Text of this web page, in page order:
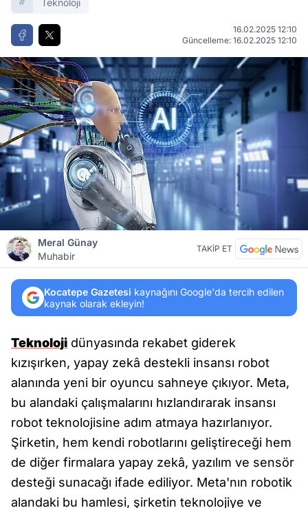
Teknoloji
16.02.2025 12:10
Güncelleme: 16.02.2025 12:10
Meral Günay
Muhabir
TAKİP ET
Kocatepe Gazetesi kaynağını Google'da tercih edilen
kaynak olarak ekleyin!
Teknoloji dünyasında rekabet giderek
kızışırken, yapay zekâ destekli insansı robot
alanında yeni bir oyuncu sahneye çıkıyor. Meta,
bu alandaki çalışmalarını hızlandırarak insansı
robot teknolojisine adım atmaya hazırlanıyor.
Şirketin, hem kendi robotlarını geliştireceği hem
de diğer firmalara yapay zekâ, yazılım ve sensör
desteği sunacağı ifade ediliyor. Meta'nın robotik
alandaki bu hamlesi, şirketin teknolojiye ve